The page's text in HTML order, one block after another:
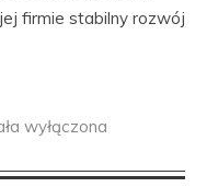
firmie stabilny rozwój
wyłączona